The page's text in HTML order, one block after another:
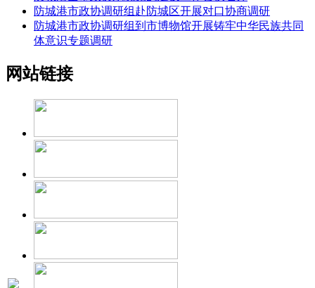
防城港市政协调研组赴防城区开展对口协商调研
防城港市政协调研组到市博物馆开展铸牢中华民族共同
体意识专题调研
网站链接